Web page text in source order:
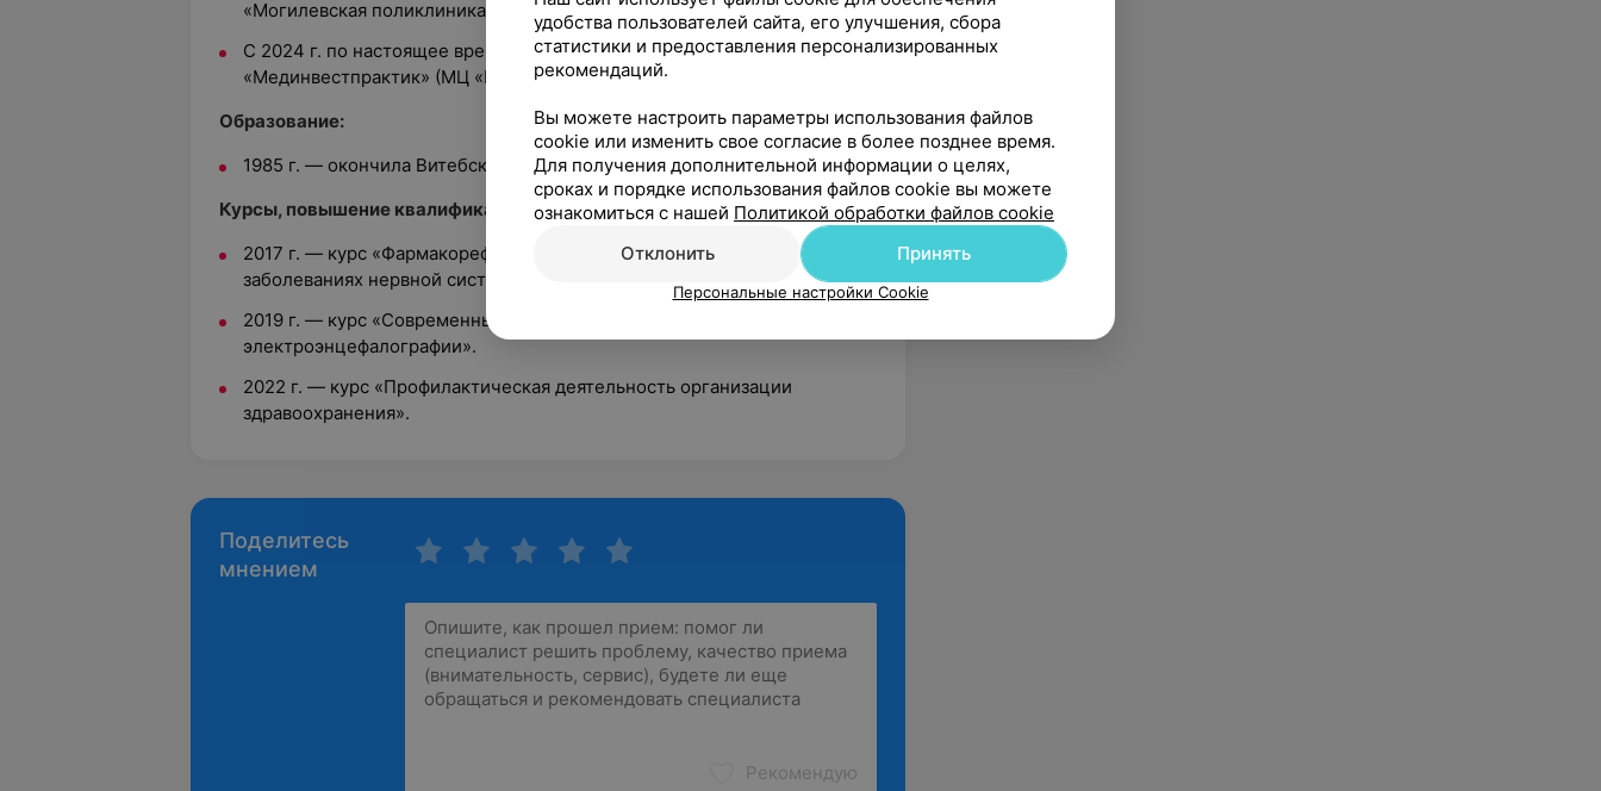
«Могилевская поликлиника № 5».
С 2024 г. по настоящее время — врач-рефлексотерапевт,ООО
«Мединвестпрактик» (МЦ «Бест Клиник»).
Образование:
1985 г. — окончила Витебский государственный медицинский институт.
Курсы, повышение квалификации, семинары:
2017 г. — курс «Фармакорефлексотерапия и основы гомеопатии при
заболеваниях нервной системы».
2019 г. — курс «Современные аспекты эпилептологии. Основы
электроэнцефалографии».
2022 г. — курс «Профилактическая деятельность организации
здравоохранения».
Поделитесь
мнением
Рекомендую
удобства пользователей сайта, его улучшения, сбора
статистики и предоставления персонализированных
рекомендаций.
Вы можете настроить параметры использования файлов
cookie или изменить свое согласие в более позднее время.
Для получения дополнительной информации о целях,
сроках и порядке использования файлов cookie вы можете
ознакомиться с нашей Политикой обработки файлов cookie
Отклонить
Принять
Персональные настройки Cookie